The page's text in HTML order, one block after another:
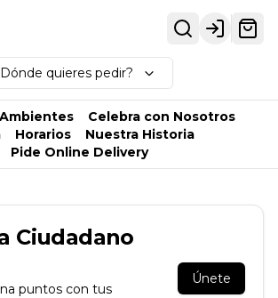
Login
quieres pedir?
Ambientes
Celebra con Nosotros
Horarios
Nuestra Historia
Pide Online Delivery
Ciudadano
puntos con tus
Únete